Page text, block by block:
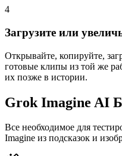
4
Загрузите или
Открывайте, копируйте,
готовые клипы из той же
их позже в истории.
Grok Imagine AI
Все необходимое для
Imagine из подсказок и